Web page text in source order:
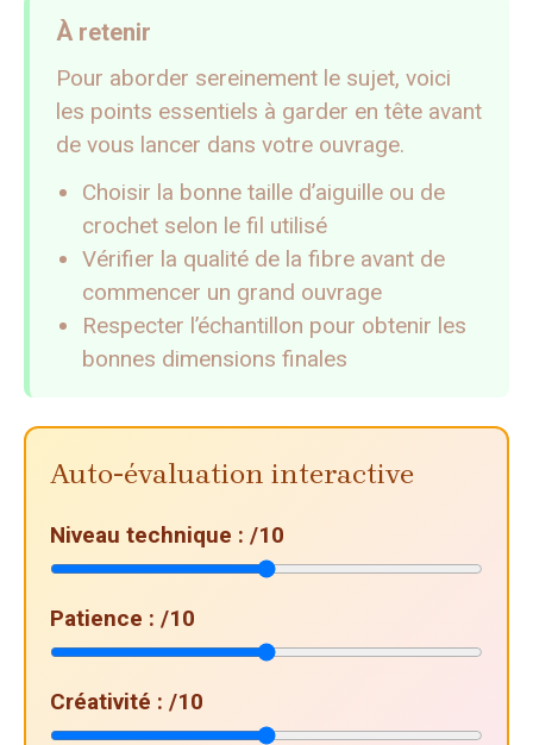
À retenir
Pour aborder sereinement le sujet, voici
les points essentiels à garder en tête avant
de vous lancer dans votre ouvrage.
Choisir la bonne taille d’aiguille ou de
crochet selon le fil utilisé
Vérifier la qualité de la fibre avant de
commencer un grand ouvrage
Respecter l’échantillon pour obtenir les
bonnes dimensions finales
Auto-évaluation interactive
Niveau technique : /10
Patience : /10
Créativité : /10